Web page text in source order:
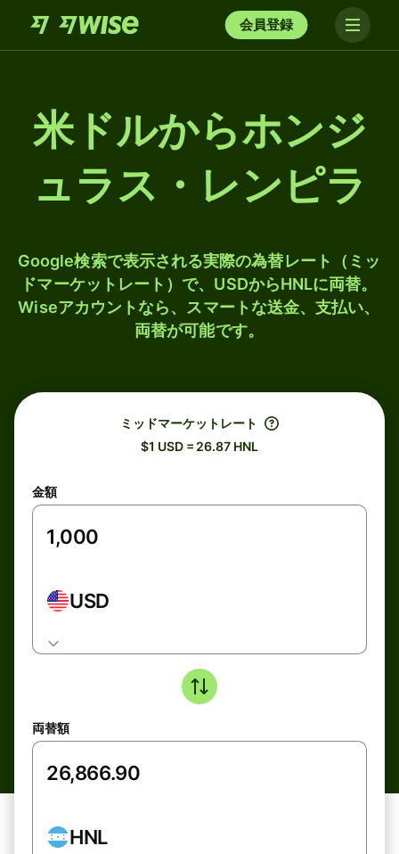
会員登録
米ドルからホンジ
ュラス・レンピラ
Google検索で表示される実際の為替レート（ミッ
ドマーケットレート）で、USDからHNLに両替。
Wiseアカウントなら、スマートな送金、支払い、
両替が可能です。
ミッドマーケットレート
$1 USD = 26.87 HNL
金額
USD
両替額
HNL